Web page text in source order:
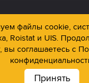
строго запрещено!
компании: © ООО ПК
файлы cookie,
Roistat и UIS.
вы соглашаетесь с
Принять